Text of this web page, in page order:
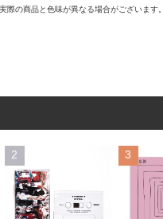
際の商品と色味が異なる場合がございます。
2 3